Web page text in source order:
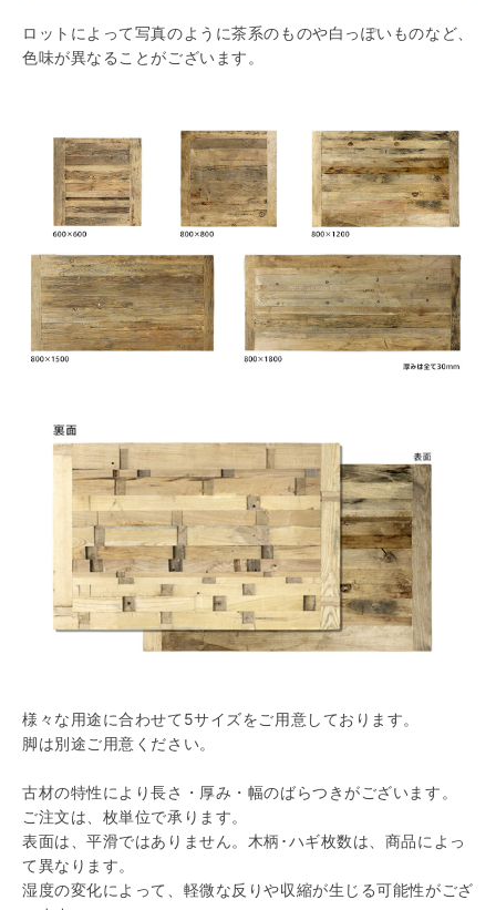
ロットによって写真のように茶系のものや白っぽいものなど、
色味が異なることがございます。
様々な用途に合わせて5サイズをご用意しております。
脚は別途ご用意ください。
古材の特性により長さ・厚み・幅のばらつきがございます。
ご注文は、枚単位で承ります。
表面は、平滑ではありません。木柄･ハギ枚数は、商品によっ
て異なります。
湿度の変化によって、軽微な反りや収縮が生じる可能性がござ